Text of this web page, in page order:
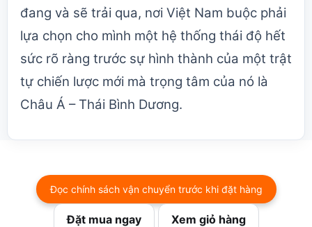
đang và sẽ trải qua, nơi Việt Nam buộc phải
lựa chọn cho mình một hệ thống thái độ hết
sức rõ ràng trước sự hình thành của một trật
tự chiến lược mới mà trọng tâm của nó là
Châu Á – Thái Bình Dương.
Đọc chính sách vận chuyển trước khi đặt hàng
Đặt mua ngay Xem giỏ hàng